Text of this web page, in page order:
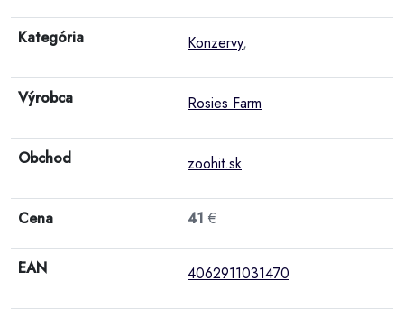
Kategória Konzervy,
Výrobca Rosies Farm
Obchod zoohit.sk
Cena 41 €
EAN 4062911031470